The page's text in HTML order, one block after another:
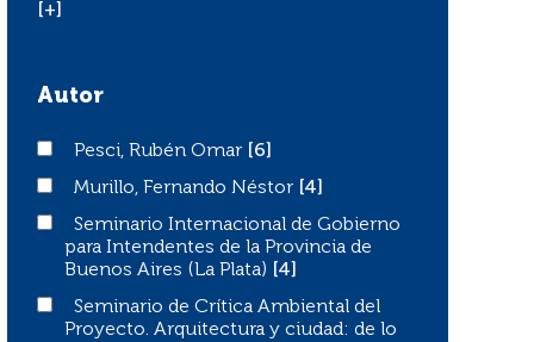
[+]
Autor
Pesci, Rubén Omar
Pesci, Rubén Omar
[6]
Murillo, Fernando Néstor
Murillo, Fernando Néstor
[4]
Seminario Internacional de Gobierno para Intendentes
Seminario Internacional de Gobierno
para Intendentes de la Provincia de
Buenos Aires (La Plata)
[4]
Seminario de Crítica Ambiental del Proyecto.
Seminario de Crítica Ambiental del
Proyecto. Arquitectura y ciudad: de lo